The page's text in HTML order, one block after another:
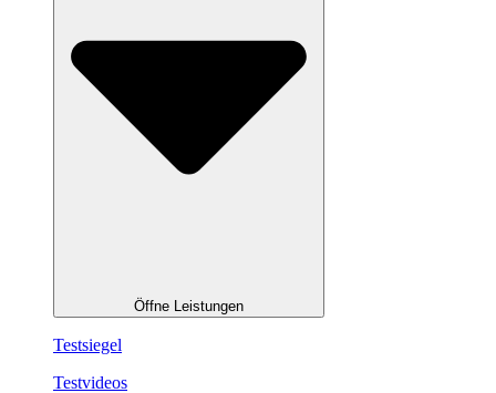
Öffne Leistungen
Testsiegel
Testvideos